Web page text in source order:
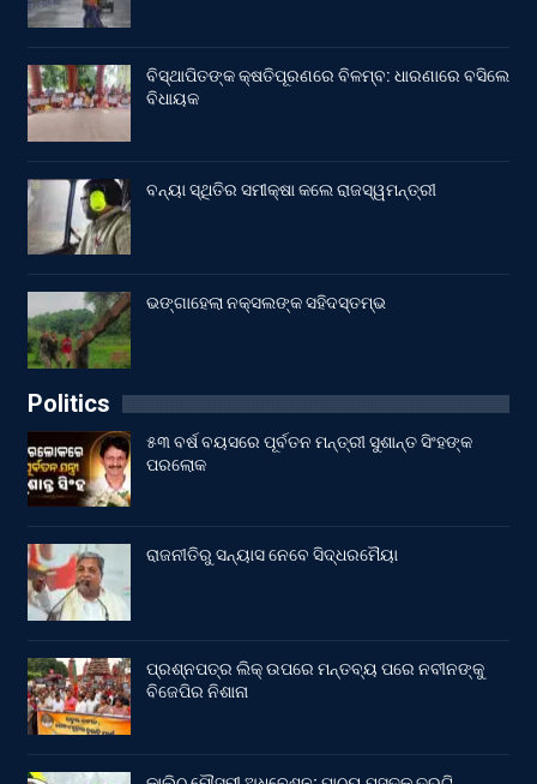
ବିସ୍ଥାପିତଙ୍କ କ୍ଷତିପୂରଣରେ ବିଳମ୍ବ: ଧାରଣାରେ ବସିଲେ
ବିଧାୟକ
ବନ୍ୟା ସ୍ଥିତିର ସମୀକ୍ଷା କଲେ ରାଜସ୍ୱମନ୍ତ୍ରୀ
ଭଙ୍ଗାହେଲା ନକ୍ସଲଙ୍କ ସହିଦସ୍ତମ୍ଭ
Politics
୫୩ ବର୍ଷ ବୟସରେ ପୂର୍ବତନ ମନ୍ତ୍ରୀ ସୁଶାନ୍ତ ସିଂହଙ୍କ
ପରଲୋକ
ରାଜନୀତିରୁ ସନ୍ୟାସ ନେବେ ସିଦ୍ଧରମୈୟା
ପ୍ରଶ୍ନପତ୍ର ଲିକ୍ ଉପରେ ମନ୍ତବ୍ୟ ପରେ ନବୀନଙ୍କୁ
ବିଜେପିର ନିଶାନା